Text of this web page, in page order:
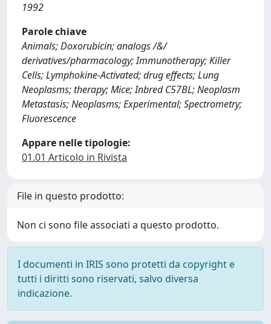
1992
Parole chiave
Animals; Doxorubicin; analogs /&/
derivatives/pharmacology; Immunotherapy; Killer
Cells; Lymphokine-Activated; drug effects; Lung
Neoplasms; therapy; Mice; Inbred C57BL; Neoplasm
Metastasis; Neoplasms; Experimental; Spectrometry;
Fluorescence
Appare nelle tipologie:
01.01 Articolo in Rivista
File in questo prodotto:
Non ci sono file associati a questo prodotto.
I documenti in IRIS sono protetti da copyright e
tutti i diritti sono riservati, salvo diversa
indicazione.